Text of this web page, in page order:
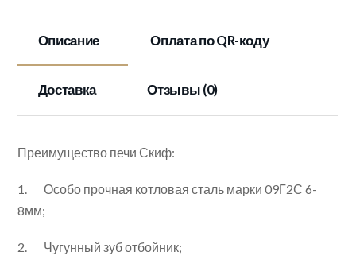
Описание Оплата по QR-коду
Доставка Отзывы (0)
Преимущество печи Скиф:
1. Особо прочная котловая сталь марки 09Г2С 6-
8мм;
2. Чугунный зуб отбойник;